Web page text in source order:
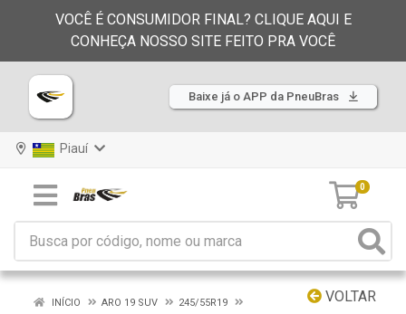
VOCÊ É CONSUMIDOR FINAL? CLIQUE AQUI E
CONHEÇA NOSSO SITE FEITO PRA VOCÊ
Baixe já o APP da PneuBras
Piauí
0
VOLTAR
INÍCIO ARO 19 SUV
245/55R19